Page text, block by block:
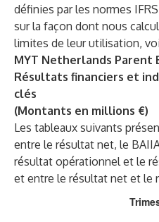
définies par les normes
sur la façon dont nous
limites de leur utilisation,
MYT Netherlands Parent
Résultats financiers et
clés
(Montants en millions €)
Les tableaux suivants
entre le résultat net, le
résultat opérationnel et le
et entre le résultat net et le